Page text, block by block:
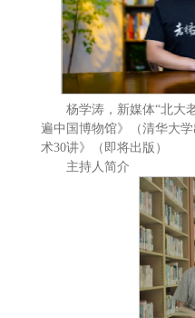
杨学涛，新媒体“北大
遍中国博物馆》（清华大
术30讲》（即将出版）
主持人简介